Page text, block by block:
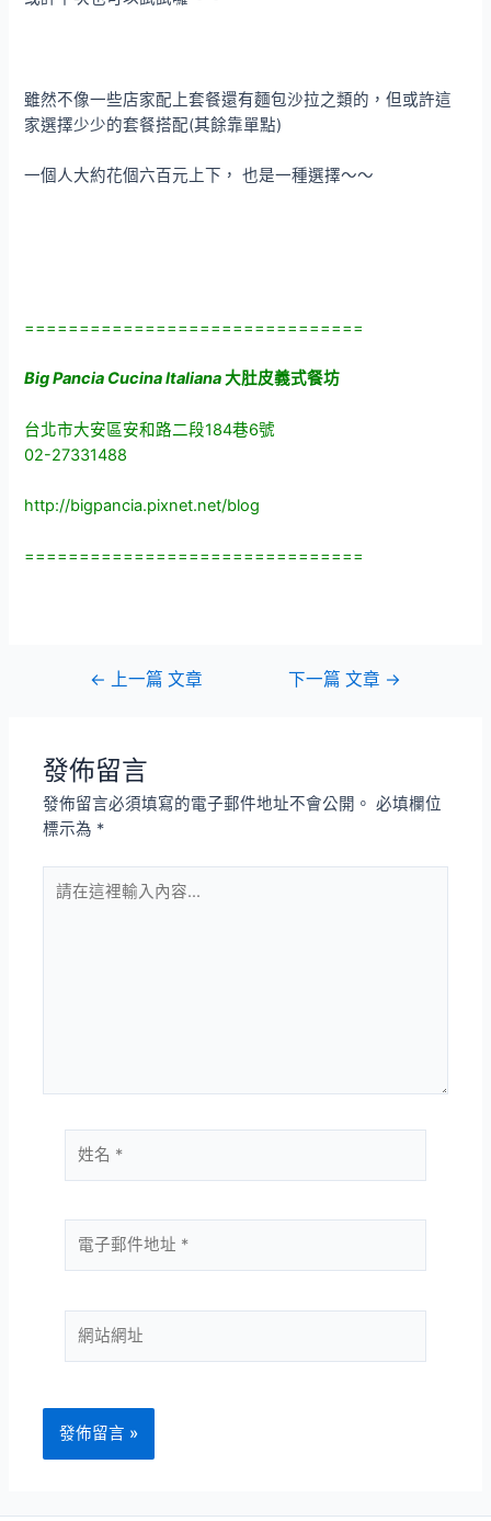
雖然不像一些店家配上套餐還有麵包沙拉之類的，但或許這
家選擇少少的套餐搭配(其餘靠單點)
一個人大約花個六百元上下， 也是一種選擇～～
===============================
Big Pancia Cucina Italiana大肚皮義式餐坊
台北市大安區安和路二段184巷6號
02-27331488
http://bigpancia.pixnet.net/blog
===============================
覽
← 上一篇 文章 下一篇 文章 →
發佈留言
發佈留言必須填寫的電子郵件地址不會公開。 必填欄位
標示為 *
在
名
子
件
地
站